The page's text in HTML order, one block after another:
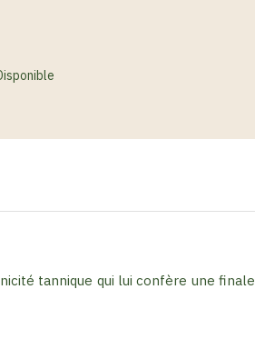
tannique qui lui confère une finale